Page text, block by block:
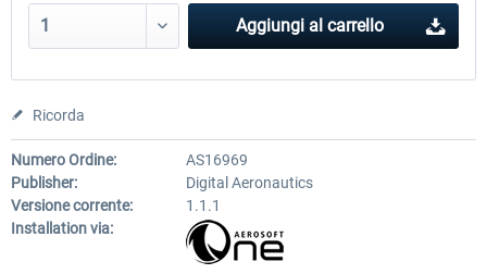
Aggiungi al carrello
Ricorda
Numero Ordine:
AS16969
Publisher:
Digital Aeronautics
Versione corrente:
1.1.1
Installation via: